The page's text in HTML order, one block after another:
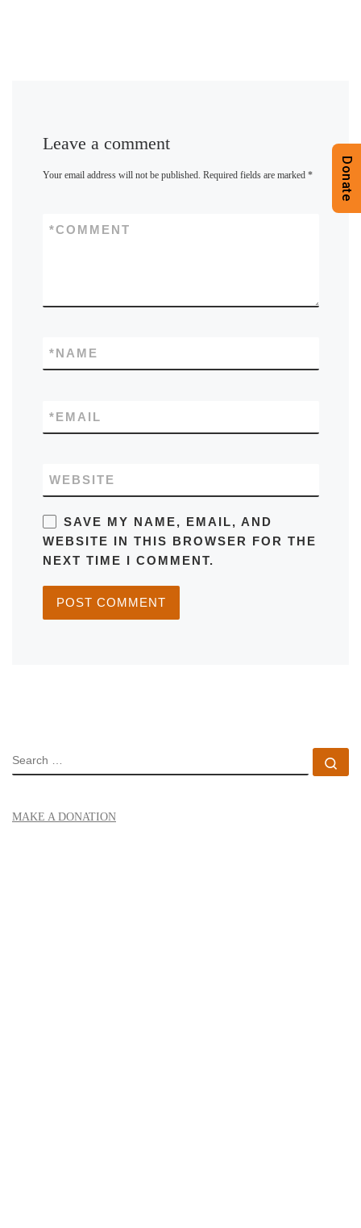
Leave a comment
Your email address will not be published. Required fields are marked *
COMMENT
*
NAME
*
EMAIL
*
WEBSITE
SAVE MY NAME, EMAIL, AND
WEBSITE IN THIS BROWSER FOR THE
NEXT TIME I COMMENT.
SEARCH
MAKE A DONATION
Donate